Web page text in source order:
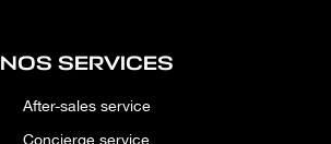
NOS SERVICES
After-sales service
Concierge service